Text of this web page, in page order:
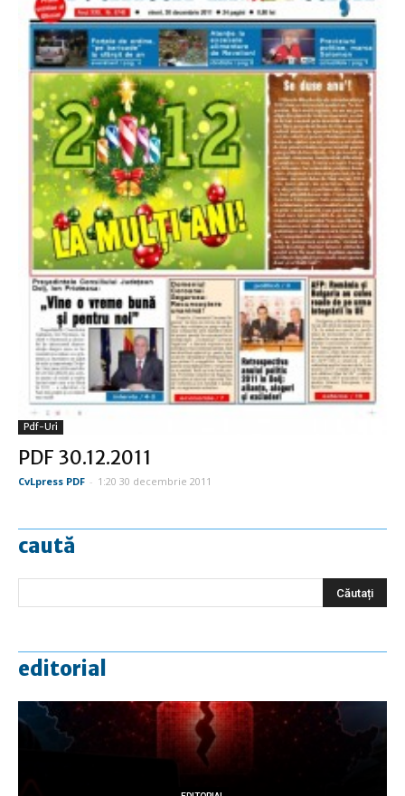
Pdf-Uri
PDF 30.12.2011
CvLpress PDF - 1:20 30 decembrie 2011
caută
editorial